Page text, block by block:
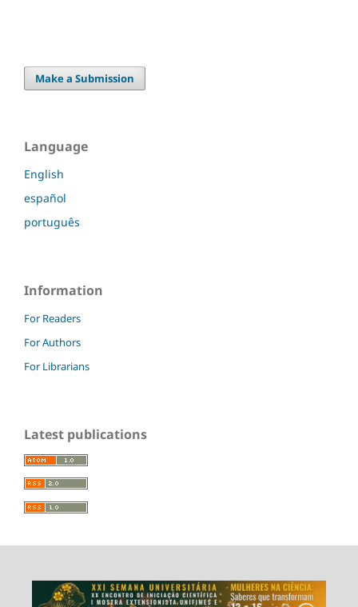
Make a Submission
Language
English
español
português
Information
For Readers
For Authors
For Librarians
Latest publications